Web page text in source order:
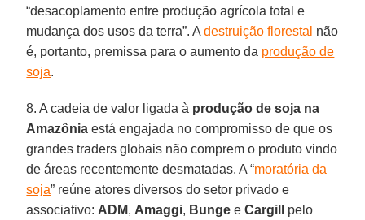
“desacoplamento entre produção agrícola total e
mudança dos usos da terra”. Adestruição florestal não
é, portanto, premissa para o aumento da produção de
soja.
8. A cadeia de valor ligada à produção de soja na
Amazônia está engajada no compromisso de que os
grandes traders globais não comprem o produto vindo
de áreas recentemente desmatadas. A “moratória da
soja” reúne atores diversos do setor privado e
associativo: ADM, Amaggi, Bunge eCargill
pelo